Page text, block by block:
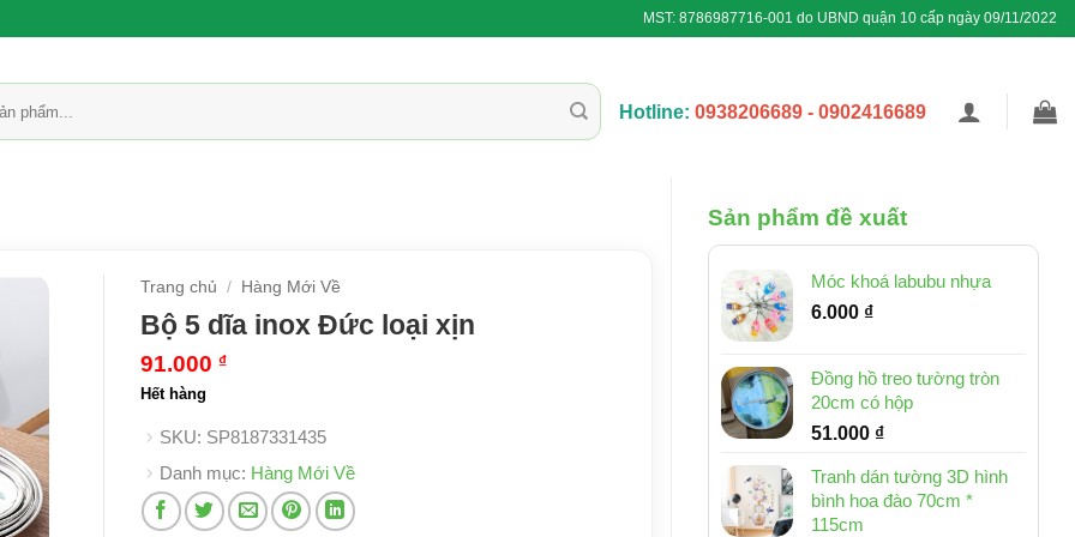
MST: 8786987716-001 do UBND quận 10 cấp ngày 09/11/2022
Hotline: 0938206689 - 0902416689
Sản phẩm đề xuất
Móc khoá labubu nhựa
6.000 ₫
Đồng hồ treo tường tròn
20cm có hộp
51.000 ₫
Tranh dán tường 3D hình
bình hoa đào 70cm *
115cm
Trang chủ / Hàng Mới Về
Bộ 5 dĩa inox Đức loại xịn
91.000 ₫
Hết hàng
SKU: SP8187331435
Danh mục: Hàng Mới Về